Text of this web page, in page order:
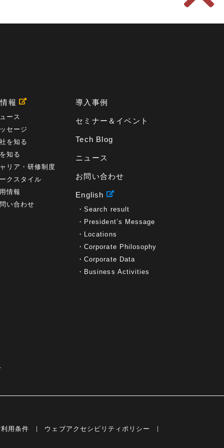
報
ース
セージ
を知る
知る
リア・研修制度
クスタイル
情報
い合わせ
導入事例
セミナー＆イベント
Tech Blog
ニュース
お問い合わせ
English
Search result
President’s Message
Locations
Corporate Philosophy
Corporate Data
Business Activities
用条件 ウェブアクセシビリティポリシー